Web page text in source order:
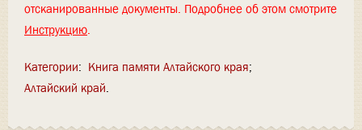
отсканированные документы. Подробнее об этом смотрите
Инструкцию.
Категории: Книга памяти Алтайского края
Алтайский край